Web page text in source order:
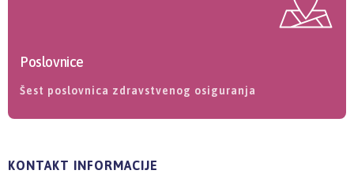
Poslovnice
Šest poslovnica zdravstvenog osiguranja
KONTAKT INFORMACIJE